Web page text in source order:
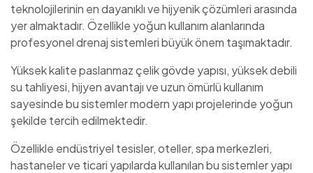
teknolojilerinin en dayanıklı ve hijyenik çözümleri arasında
yer almaktadır. Özellikle yoğun kullanım alanlarında
profesyonel drenaj sistemleri büyük önem taşımaktadır.
Yüksek kalite paslanmaz çelik gövde yapısı, yüksek debili
su tahliyesi, hijyen avantajı ve uzun ömürlü kullanım
sayesinde bu sistemler modern yapı projelerinde yoğun
şekilde tercih edilmektedir.
Özellikle endüstriyel tesisler, oteller, spa merkezleri,
hastaneler ve ticari yapılarda kullanılan bu sistemler yapı